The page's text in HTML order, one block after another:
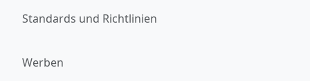
Standards und Richtlinien
Werben